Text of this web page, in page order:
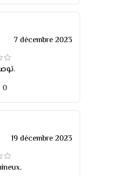
7 décembre 2023
توصيل سريع.
0
19 décembre 2023